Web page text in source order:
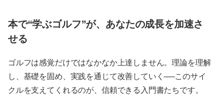
本で“学ぶゴルフ”が、あなたの成長を加速さ
せる
ゴルフは感覚だけではなかなか上達しません。理論を理解
し、基礎を固め、実践を通じて改善していく──このサイ
クルを支えてくれるのが、信頼できる入門書たちです。